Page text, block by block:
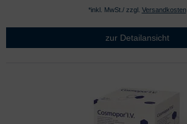
*inkl. MwSt./ zzgl. Versandkosten
zur Detailansicht